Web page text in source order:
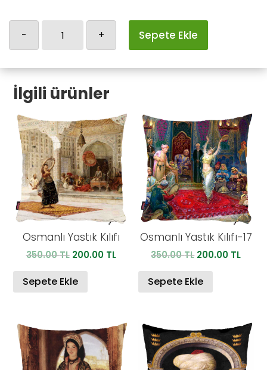
-
adet
+ Sepete Ekle
İlgili ürünler
Osmanlı Yastık Kılıfı
350.00TL Orijinal
350.00 TL.
200.00 TLŞu
200.00 TL.
Sepete Ekle
Osmanlı Yastık Kılıfı-17
350.00TL Orijinal
350.00 TL.
200.00 TLŞu
Sepete Ekle